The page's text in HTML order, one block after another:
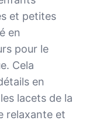
et petites
en
pour le
Cela
en
lacets de la
relaxante et